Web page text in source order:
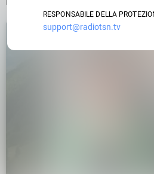
RESPONSABILE DELLA
support@radiotsn.tv